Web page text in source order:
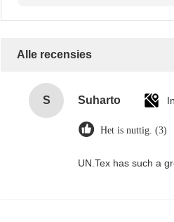
Alle recensies
S Suharto
Het is nuttig. (3)
UN.Tex has such a